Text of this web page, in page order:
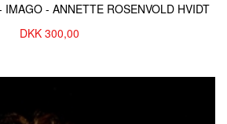
IMAGO - ANNETTE ROSENVOLD HVIDT
DKK 300,00